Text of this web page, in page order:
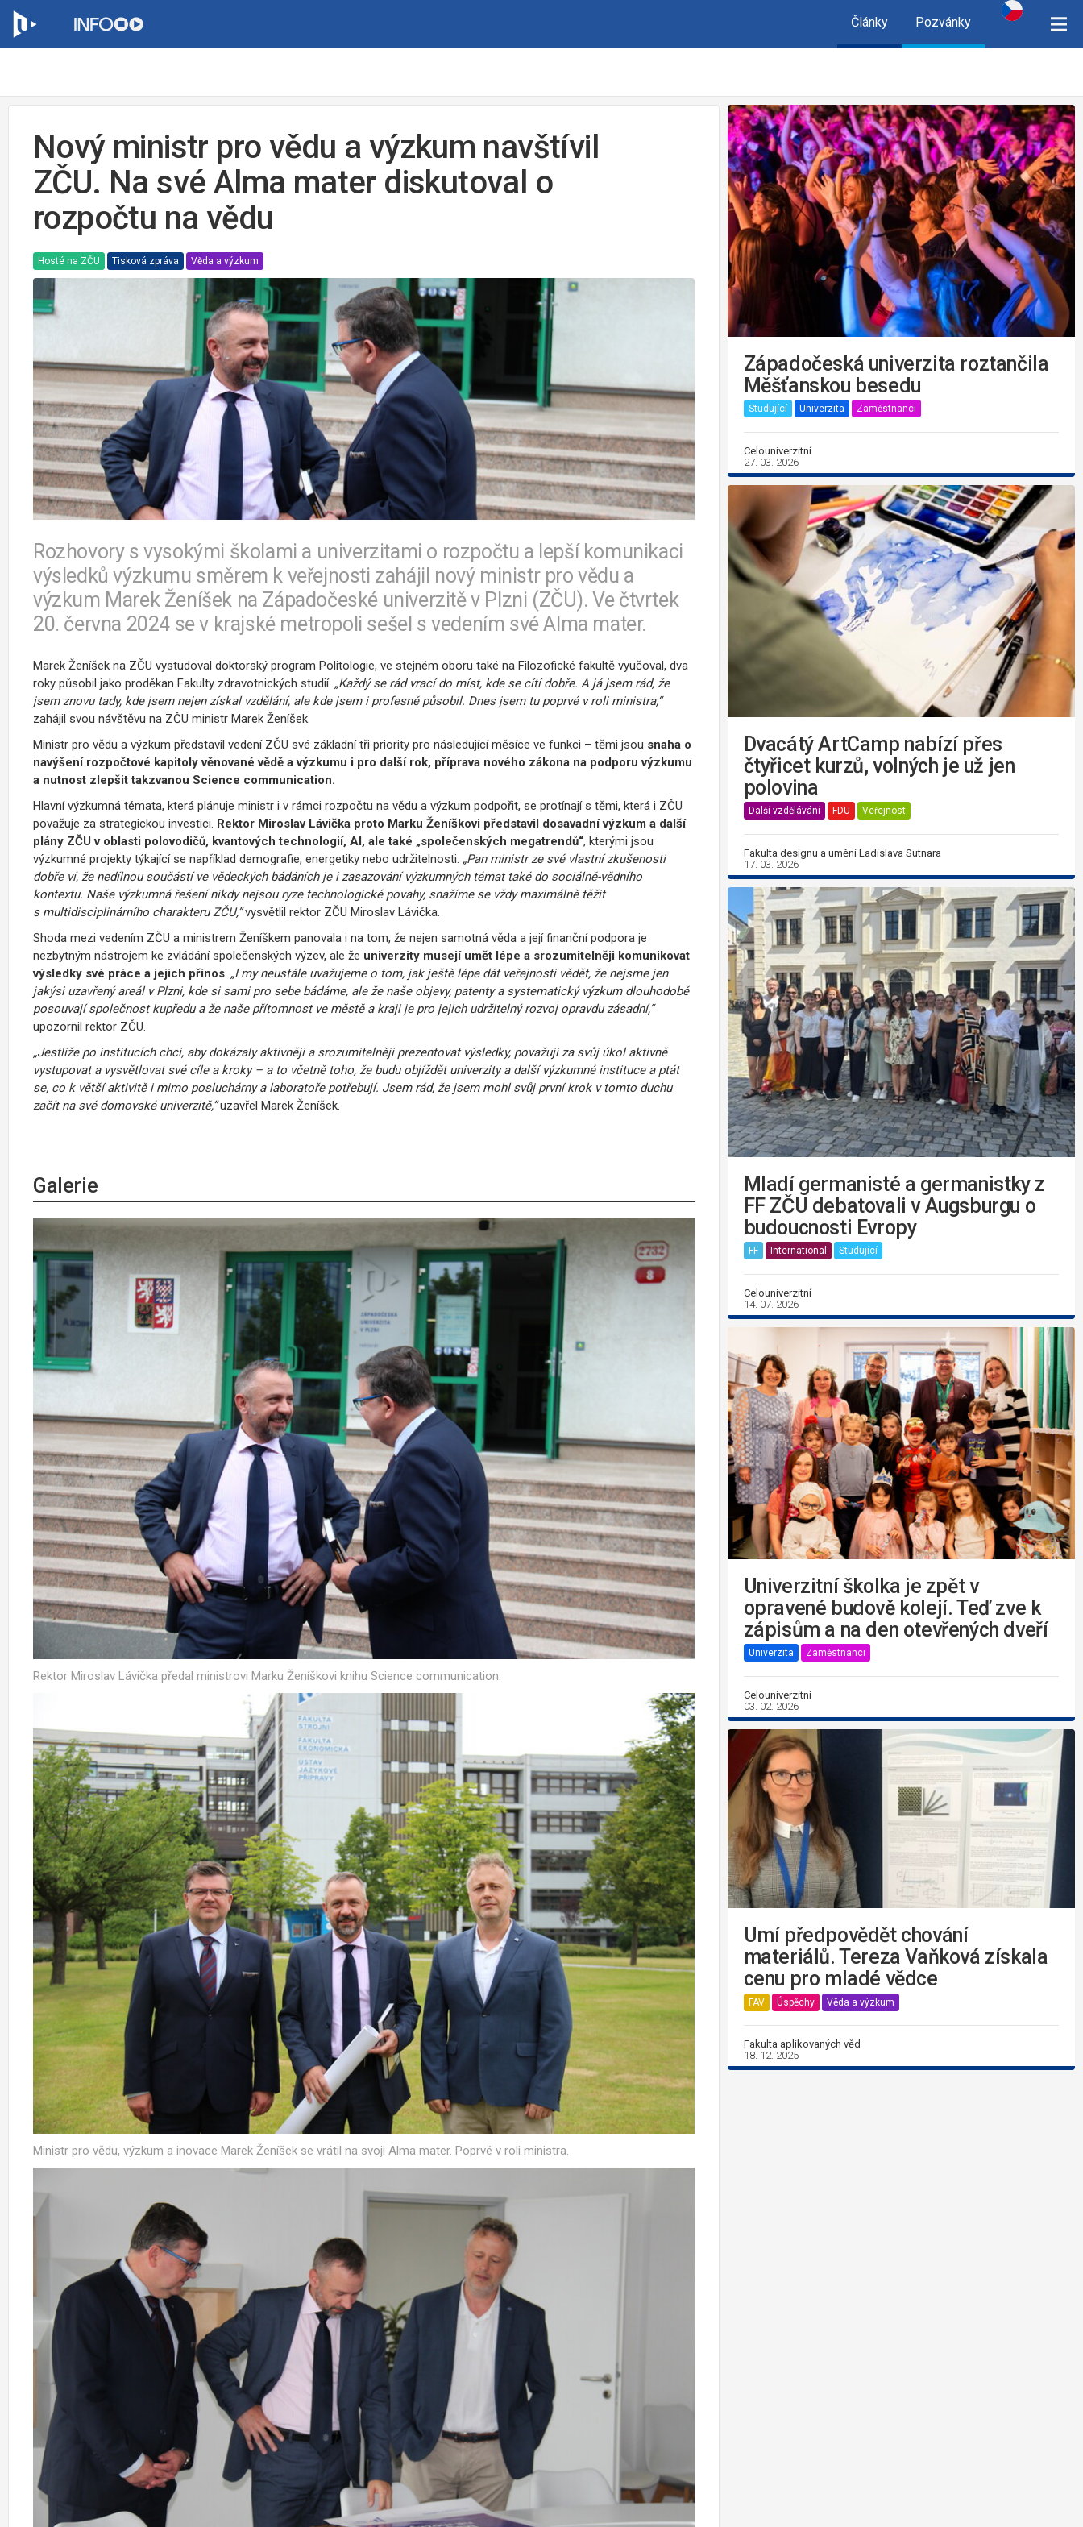
Články Pozvánky
Nový ministr pro vědu a výzkum navštívil
ZČU. Na své Alma mater diskutoval o
rozpočtu na vědu
Hosté na ZČU Tisková zpráva Věda a výzkum
Rozhovory s vysokými školami a univerzitami o rozpočtu a lepší komunikaci
výsledků výzkumu směrem k veřejnosti zahájil nový ministr pro vědu a
výzkum Marek Ženíšek na Západočeské univerzitě v Plzni (ZČU). Ve čtvrtek
20. června 2024 se v krajské metropoli sešel s vedením své Alma mater.
Marek Ženíšek na ZČU vystudoval doktorský program Politologie, ve stejném oboru také na Filozofické fakultě vyučoval, dva
roky působil jako proděkan Fakulty zdravotnických studií. „Každý se rád vrací do míst, kde se cítí dobře. A já jsem rád, že
jsem znovu tady, kde jsem nejen získal vzdělání, ale kde jsem i profesně působil. Dnes jsem tu poprvé v roli ministra,“
zahájil svou návštěvu na ZČU ministr Marek Ženíšek.
Ministr pro vědu a výzkum představil vedení ZČU své základní tři priority pro následující měsíce ve funkci – těmi jsou snaha o
navýšení rozpočtové kapitoly věnované vědě a výzkumu i pro další rok, příprava nového zákona na podporu výzkumu
a nutnost zlepšit takzvanou Science communication.
Hlavní výzkumná témata, která plánuje ministr i v rámci rozpočtu na vědu a výzkum podpořit, se protínají s těmi, která i ZČU
považuje za strategickou investici. Rektor Miroslav Lávička proto Marku Ženíškovi představil dosavadní výzkum a další
plány ZČU v oblasti polovodičů, kvantových technologií, AI, ale také „společenských megatrendů“, kterými jsou
výzkumné projekty týkající se například demografie, energetiky nebo udržitelnosti. „Pan ministr ze své vlastní zkušenosti
dobře ví, že nedílnou součástí ve vědeckých bádáních je i zasazování výzkumných témat také do sociálně-vědního
kontextu. Naše výzkumná řešení nikdy nejsou ryze technologické povahy, snažíme se vždy maximálně těžit
s multidisciplinárního charakteru ZČU,”vysvětlil rektor ZČU Miroslav Lávička.
Shoda mezi vedením ZČU a ministrem Ženíškem panovala i na tom, že nejen samotná věda a její finanční podpora je
nezbytným nástrojem ke zvládání společenských výzev, ale že univerzity musejí umět lépe a srozumitelněji komunikovat
výsledky své práce a jejich přínos „I my neustále uvažujeme o tom, jak ještě lépe dát veřejnosti vědět, že nejsme jen
jakýsi uzavřený areál v Plzni, kde si sami pro sebe bádáme, ale že naše objevy, patenty a systematický výzkum dlouhodobě
posouvají společnost kupředu a že naše přítomnost ve městě a kraji je pro jejich udržitelný rozvoj opravdu zásadní,“
upozornil rektor ZČU.
„Jestliže po institucích chci, aby dokázaly aktivněji a srozumitelněji prezentovat výsledky, považuji za svůj úkol aktivně
vystupovat a vysvětlovat své cíle a kroky – a to včetně toho, že budu objíždět univerzity a další výzkumné instituce a ptát
se, co k větší aktivitě i mimo posluchárny a laboratoře potřebují. Jsem rád, že jsem mohl svůj první krok v tomto duchu
začít na své domovské univerzitě,”uzavřel Marek Ženíšek.
Galerie
Rektor Miroslav Lávička předal ministrovi Marku Ženíškovi knihu Science communication.
Ministr pro vědu, výzkum a inovace Marek Ženíšek se vrátil na svoji Alma mater. Poprvé v roli ministra.
Západočeská univerzita roztančila
Měšťanskou besedu
Studující Univerzita Zaměstnanci
Celouniverzitní
27. 03. 2026
Dvacátý ArtCamp nabízí přes
čtyřicet kurzů, volných je už jen
polovina
Další vzdělávání FDU Veřejnost
Fakulta designu a umění Ladislava Sutnara
17. 03. 2026
Mladí germanisté a germanistky z
FF ZČU debatovali v Augsburgu o
budoucnosti Evropy
FF International Studující
Celouniverzitní
14. 07. 2026
Univerzitní školka je zpět v
opravené budově kolejí. Teď zve k
zápisům a na den otevřených dveří
Univerzita Zaměstnanci
Celouniverzitní
03. 02. 2026
Umí předpovědět chování
materiálů. Tereza Vaňková získala
cenu pro mladé vědce
FAV Úspěchy Věda a výzkum
Fakulta aplikovaných věd
18. 12. 2025